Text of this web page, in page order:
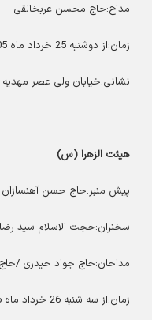
مداح:حاج محسن عربخالقی
زمان:از دوشنبه 25 خرداد ماه 1405 به مدت 10 شب ازساعت 23
نشانی:خیابان ولی عصر مهدیه
هیئت الزهرا (س)
پیش منبر:حاج حسن آهنسازان
سخنران:حجت الاسلام سید
مداحان:حاج جواد حیدری /
زمان:از سه شنبه 26 خرداد ماه 1405 به مدت 10 روز از ساعت 10